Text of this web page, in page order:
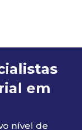
em
nível de